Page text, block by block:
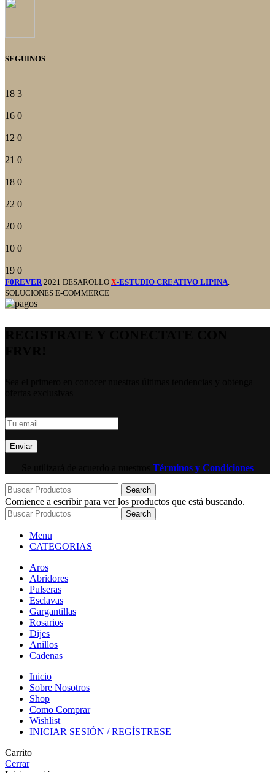
SEGUINOS
18 3
16 0
12 0
21 0
18 0
22 0
20 0
10 0
19 0
F0REVER 2021 DESAROLLO X-ESTUDIO CREATIVO LIPINA
SOLUCIONES E-COMMERCE
Términos y Condiciones
Search
Comience a escribir para ver los productos que está buscando.
Search
Menu
CATEGORIAS
Aros
Abridores
Pulseras
Esclavas
Gargantillas
Rosarios
Dijes
Anillos
Cadenas
Inicio
Sobre Nosotros
Shop
Como Comprar
Wishlist
INICIAR SESIÓN / REGÍSTRESE
Carrito
Cerrar